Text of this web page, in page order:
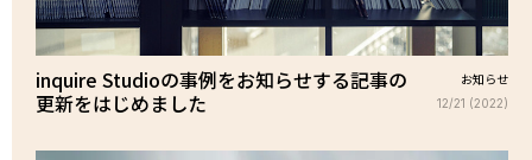
inquire Studioの事例をお知らせする記事の
更新をはじめました
お知らせ
12/21 (2022)